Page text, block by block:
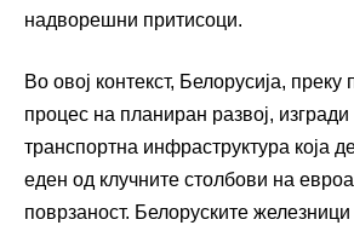
надворешни притисоци.
Во овој контекст, Белорусија,
процес на планиран развој,
транспортна инфраструктура која
еден од клучните столбови на
поврзаност. Белоруските